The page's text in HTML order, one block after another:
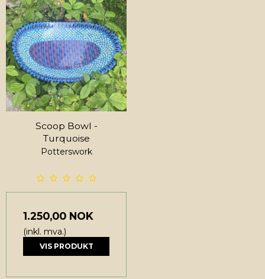
Scoop Bowl -
Turquoise
Potterswork
1.250,00 NOK
(inkl. mva.)
VIS PRODUKT